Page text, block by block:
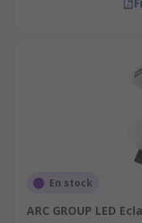
En stock
ARC GROUP LED